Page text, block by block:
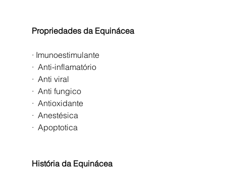
Propriedades da Equinácea
· Imunoestimulante
·  Anti-inflamatório
·  Anti viral
·  Anti fungico
·  Antioxidante
·  Anestésica
·  Apoptotica
História da Equinácea